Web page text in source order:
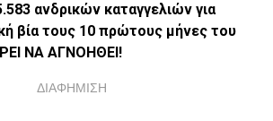
ανδρικών καταγγελιών για
βία τους 10 πρώτους μήνες του
ΝΑ ΑΓΝΟΗΘΕΙ!
ΔΙΑΦΗΜΙΣΗ